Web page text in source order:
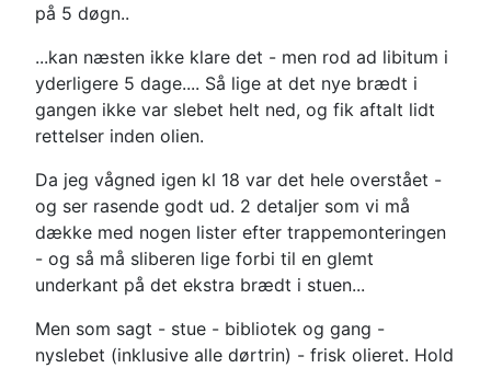
på 5 døgn..
...kan næsten ikke klare det - men rod ad libitum i
yderligere 5 dage.... Så lige at det nye brædt i
gangen ikke var slebet helt ned, og fik aftalt lidt
rettelser inden olien.
Da jeg vågned igen kl 18 var det hele overstået -
og ser rasende godt ud. 2 detaljer som vi må
dække med nogen lister efter trappemonteringen
- og så må sliberen lige forbi til en glemt
underkant på det ekstra brædt i stuen...
Men som sagt - stue - bibliotek og gang -
nyslebet (inklusive alle dørtrin) - frisk olieret. Hold